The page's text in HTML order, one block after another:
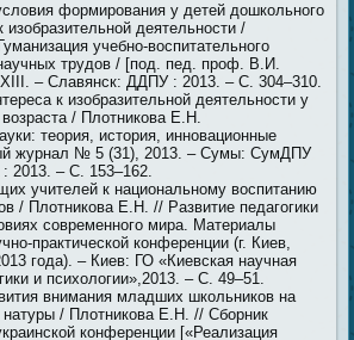
формирования у детей дошкольного
изобразительной деятельности /
учебно-воспитательного
трудов / [под. пед. проф. В.И.
– Славянск: ДДПУ : 2013. – С. 304–310.
к изобразительной деятельности у
/ Плотникова Е.Н.
теория, история, инновационные
журнал № 5 (31), 2013. – Сумы: СумДПУ
2013. – С. 153–162.
учителей к национальному воспитанию
/ Плотникова Е.Н. // Развитие педагогики
современного мира. Материалы
практической конференции (г. Киев,
года). – Киев: ГО «Киевская научная
и психологии»,2013. – С. 49–51.
внимания младших школьников на
натуры / Плотникова Е.Н. // Сборник
конференции [«Реализация